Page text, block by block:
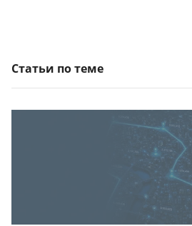
Статьи по теме